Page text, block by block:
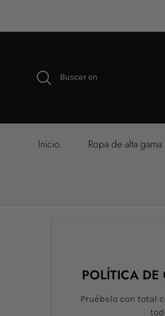
Buscar en
Inicio Ropa de alta gama
POLÍTICA DE
Pruébelo con total